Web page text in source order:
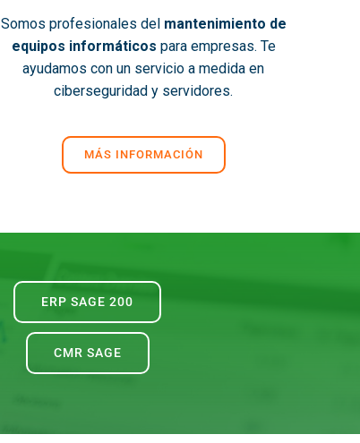
Somos profesionales del mantenimiento de
equipos informáticos para empresas. Te
ayudamos con un servicio a medida en
ciberseguridad y servidores.
MÁS INFORMACIÓN
ERP SAGE 200
CMR SAGE